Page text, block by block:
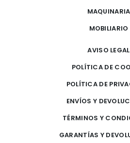
MAQUINARIA
MOBILIARIO
AVISO LEGAL
POLÍTICA DE
POLÍTICA DE
ENVÍOS Y
TÉRMINOS Y
GARANTÍAS Y